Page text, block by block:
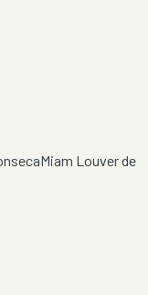
Miam Louver de